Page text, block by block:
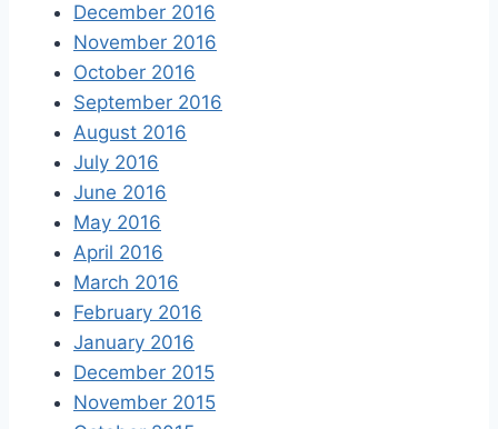
December 2016
November 2016
October 2016
September 2016
August 2016
July 2016
June 2016
May 2016
April 2016
March 2016
February 2016
January 2016
December 2015
November 2015